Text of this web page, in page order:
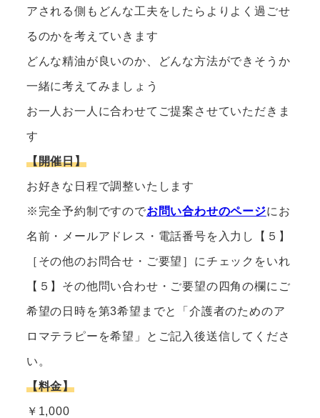
アされる側もどんな工夫をしたらよりよく過ごせ
るのかを考えていきます
どんな精油が良いのか、どんな方法ができそうか
一緒に考えてみましょう
お一人お一人に合わせてご提案させていただきま
す
【開催日】
お好きな日程で調整いたします
※完全予約制ですのでお問い合わせのページにお
名前・メールアドレス・電話番号を入力し【５】
［その他のお問合せ・ご要望］にチェックをいれ
【５】その他問い合わせ・ご要望の四角の欄にご
希望の日時を第3希望までと「介護者のためのア
ロマテラピーを希望」とご記入後送信してくださ
い。
【料金】
￥1,000